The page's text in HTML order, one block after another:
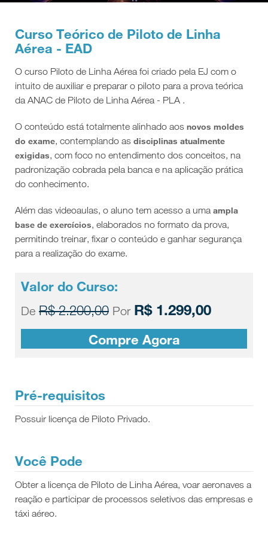
Curso Teórico de Piloto de Linha
Aérea - EAD
O curso Piloto de Linha Aérea foi criado pela EJ com o
intuito de auxiliar e preparar o piloto para a prova teórica
da ANAC de Piloto de Linha Aérea - PLA .
O conteúdo está totalmente alinhado aos novos moldes
do exame, contemplando as disciplinas atualmente
exigidas, com foco no entendimento dos conceitos, na
padronização cobrada pela banca e na aplicação prática
do conhecimento.
Além das videoaulas, o aluno tem acesso a umaampla
base de exercícios, elaborados no formato da prova,
permitindo treinar, fixar o conteúdo e ganhar segurança
para a realização do exame.
Valor do Curso:
De R$ 2.200,00 Por R$ 1.299,00
Compre Agora
Pré-requisitos
Possuir licença de Piloto Privado.
Você Pode
Obter a licença de Piloto de Linha Aérea, voar aeronaves a
reação e participar de processos seletivos das empresas e
táxi aéreo.